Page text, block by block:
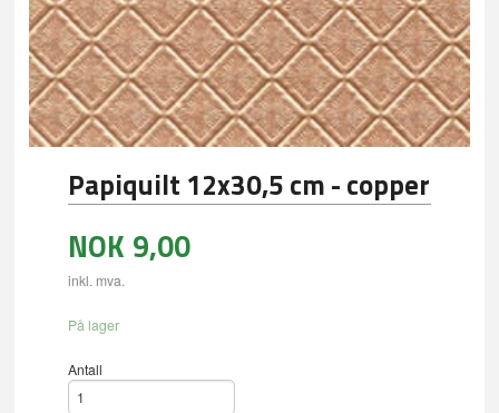
Papiquilt 12x30,5 cm - copper
NOK 9,00
inkl. mva.
På lager
Antall